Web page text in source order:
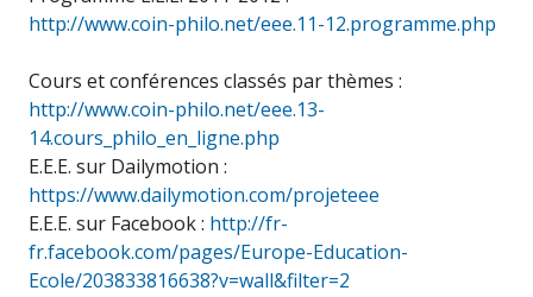
http://www.coin-philo.net/eee.11-12.programme.php
Cours et conférences classés par thèmes :
http://www.coin-philo.net/eee.13-
14.cours_philo_en_ligne.php
E.E.E. sur Dailymotion :
https://www.dailymotion.com/projeteee
E.E.E. sur Facebook : http://fr-
fr.facebook.com/pages/Europe-Education-
Ecole/203833816638?v=wall&filter=2